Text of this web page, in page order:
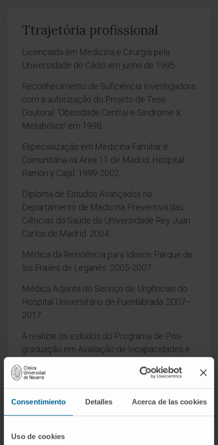
Consentimiento Detalles Acerca de las cookies
Uso de cookies
Ttrajetória profissional
Licenciada em Medicina e Cirurgia pela
Universidade de Cádis em junho de 1995.
Reconhecimento de Suficiência Investigadora
com a autorização do Projeto de Tese
Doutoral: ‘Obesidade Central e Síndrome X
Metabólico’ em 1998.
Especialização em Medicina Familiar e
Comunitária na Área 11 de Madrid. Hospital
Ramón y Cajal. 1999-2002.
Diploma de Estudos Avançados no
Departamento de Medicina Preventiva das
Ciências da Saúde da Universidade Rey Juan
Carlos de Madrid. 2004.
Médica da Residência para Idosos Parque de
los Frailes de Leganés. 2005-2007.
Médica Adjunta do Serviço de Urgências do
Hospital Universitário de Fuenlabrada. 2007–
2017.
A realizar os estudos do Programa de Pós-
graduação em Avaliação de Incapacidades e
ÁREAS DE INTERESSE
Estudo do diagnóstico e tratamento dadoença
tromboembólica venosa